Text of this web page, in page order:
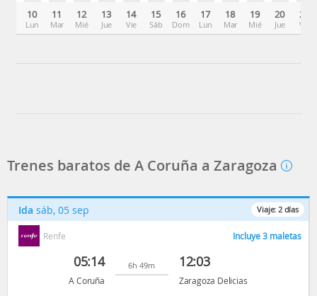
10
Lun
11
Mar
12
Mié
13
Jue
14
Vie
15
Sáb
16
Dom
17
Lun
18
Mar
19
Mié
20
Jue
21
Vie
Trenes baratos de A Coruña a Zaragoza
Viaje: 2días
Ida sáb, 05 sep
Renfe Incluye 3 maletas
05:14
A Coruña
6h 49m 12:03
Zaragoza Delicias